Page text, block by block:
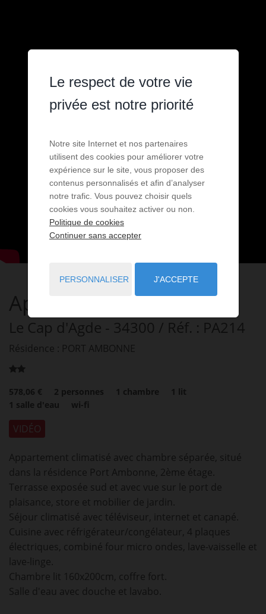
Appartement " Poème "
Le Cap d'Agde - 34300 / Réf. : PA214
Résidence : PORT AMBONNE
578,06 € 2 personnes 1 chambre 1 lit
1 salle d'eau wi-fi
VIDÉO
Appartement climatisé avec chambre séparée, situé
dans la résidence Port Ambonne, 2ème étage.
Terrasse exposée sud et avec vue sur le port de
plaisance, store et mobilier de jardin.
Séjour climatisé avec téléviseur, internet et canapé.
Cuisine avec réfrigérateur/congélateur, 4 plaques
électriques, combiné four micro ondes, lave-vaisselle et
lave-linge.
Chambre lit 160x200cm, coffre fort.
Salle d'eau avec douche et lavabo.
Le respect de votre vie
privée est notre priorité
Notre site Internet et nos partenaires
utilisent des cookies pour améliorer votre
expérience sur le site, vous proposer des
contenus personnalisés et afin d’analyser
notre trafic. Vous pouvez choisir quels
cookies vous souhaitez activer ou non.
Politique de cookies
Continuer sans accepter
PERSONNALISER J'ACCEPTE